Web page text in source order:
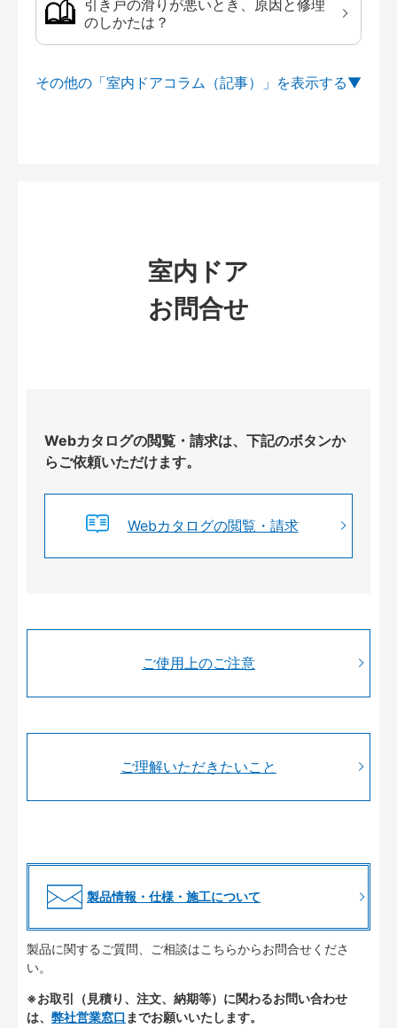
引き戸の滑りが悪いとき、原因と修理
のしかたは？
その他の「室内ドアコラム（記事）」を
室内ドア
お問合せ
Webカタログの閲覧・請求は、下記のボタンか
らご依頼いただけます。
Webカタログの閲覧・請求
ご使用上のご注意
ご理解いただきたいこと
製品情報・仕様・施工について
製品に関するご質問、ご相談はこちらからお問合せくださ
い。
※お取引（見積り、注文、納期等）に関わるお問い合わせ
は、 弊社営業窓口 までお願いいたします。